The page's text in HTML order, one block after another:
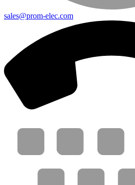
sales@prom-elec.com